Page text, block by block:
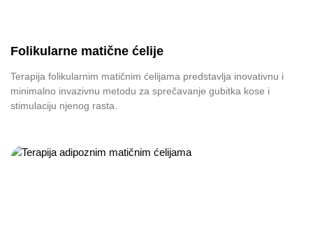
Folikularne matične ćelije
Terapija folikularnim matičnim ćelijama predstavlja inovativnu i
minimalno invazivnu metodu za sprečavanje gubitka kose i
stimulaciju njenog rasta.